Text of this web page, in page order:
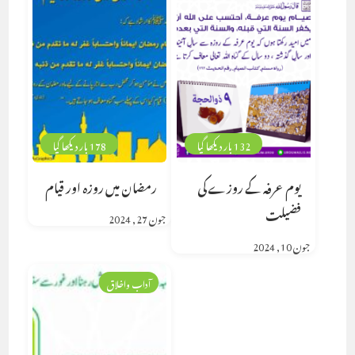
178 بار دیکھا گیا
رمضان میں روزہ اور قیام
جون 27, 2024
132 بار دیکھا گیا
یوم عرفہ کے روزے کی
فضیلت
جون 10, 2024
آداب واخلاق